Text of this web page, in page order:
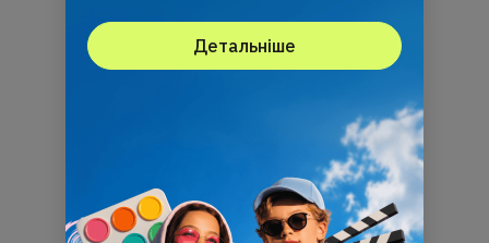
150000+
ДІТЕЙ НАВЧАЛОСЯ
Детальніше